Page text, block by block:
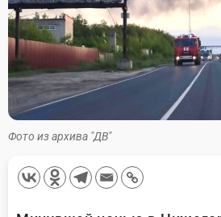
Фото из архива "ДВ"